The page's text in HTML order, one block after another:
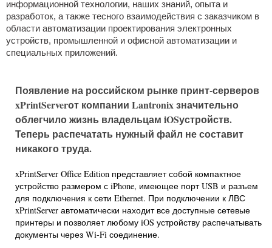
информационной технологии, наших знаний, опыта и
разработок, а также тесного взаимодействия с заказчиком в
области автоматизации проектирования электронных
устройств, промышленной и офисной автоматизации и
специальных приложений.
Появление на российском рынке принт-серверов
xPrintServerот компании Lantronix значительно
облегчило жизнь владельцам iOSустройств.
Теперь распечатать нужный файл не составит
никакого труда.
xPrintServer Office Edition представляет собой компактное
устройство размером с iPhone, имеющее порт USB и разъем
для подключения к сети Ethernet. При подключении к ЛВС
xPrintServer автоматически находит все доступные сетевые
принтеры и позволяет любому iOS устройству распечатывать
документы через Wi-Fi соединение.